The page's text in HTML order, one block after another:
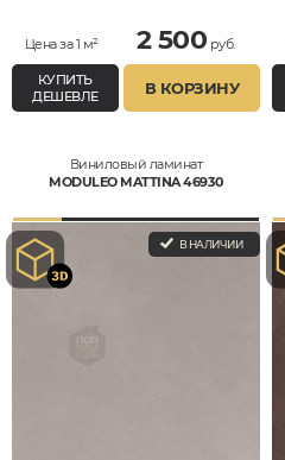
Цена за 1 м² 2 500 руб.
КУПИТЬ
ДЕШЕВЛЕ
В КОРЗИНУ
Виниловый ламинат
MODULEO MATTINA 46930
В НАЛИЧИИ